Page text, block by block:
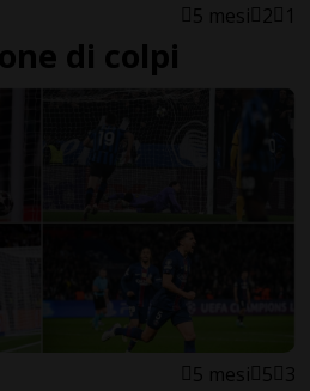
5 mesi 2 1
di colpi
5 mesi 5 3